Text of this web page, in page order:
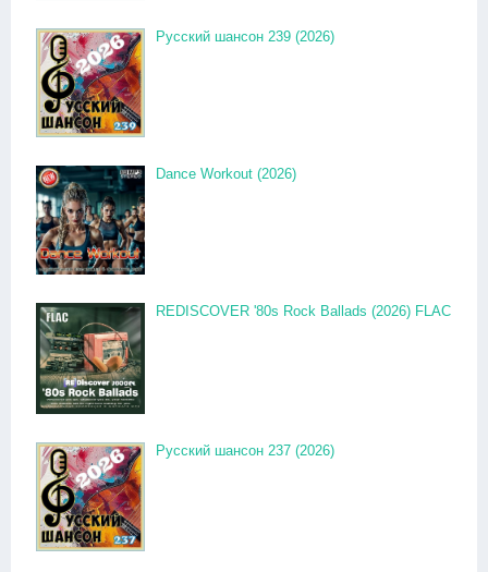
Русский шансон 239 (2026)
Dance Workout (2026)
REDISCOVER '80s Rock Ballads (2026) FLAC
Русский шансон 237 (2026)